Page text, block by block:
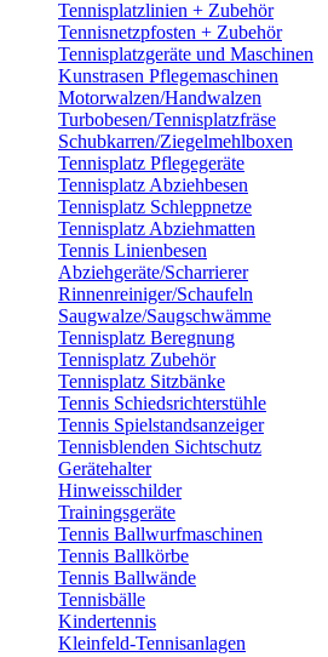
Tennisplatzlinien + Zubehör
Tennisnetzpfosten + Zubehör
Tennisplatzgeräte und Maschinen
Kunstrasen Pflegemaschinen
Motorwalzen/Handwalzen
Turbobesen/Tennisplatzfräse
Schubkarren/Ziegelmehlboxen
Tennisplatz Pflegegeräte
Tennisplatz Abziehbesen
Tennisplatz Schleppnetze
Tennisplatz Abziehmatten
Tennis Linienbesen
Abziehgeräte/Scharrierer
Rinnenreiniger/Schaufeln
Saugwalze/Saugschwämme
Tennisplatz Beregnung
Tennisplatz Zubehör
Tennisplatz Sitzbänke
Tennis Schiedsrichterstühle
Tennis Spielstandsanzeiger
Tennisblenden Sichtschutz
Gerätehalter
Hinweisschilder
Trainingsgeräte
Tennis Ballwurfmaschinen
Tennis Ballkörbe
Tennis Ballwände
Tennisbälle
Kindertennis
Kleinfeld-Tennisanlagen